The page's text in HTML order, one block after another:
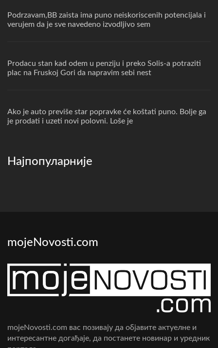
Podrzavam,BB zaista ima puno neiskoriscenih potencijala i
verujem da je sve navedeno izvodljivo sem
Prodacu stan kad odem u penziju i preko Solis-a potraziti
plac na Fruskoj Gori da napravim sebi nest
Ako je auto previše star popravke će koštati puno. Bolje ga
je prodati i uzeti novi polovni. Loše je
Најпопуларније
mojeNovosti.com
mojeNovosti.com вас позивају да објавите актуелне и
интересантне догађаје, да постанете новинар и уредник